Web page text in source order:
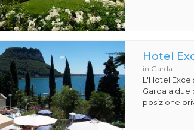
Hotel
in Garda
L'Hotel
Garda a due
posizione